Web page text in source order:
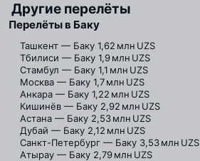
Другие перелёты
Перелёты в Баку
Ташкент — Баку 1,62 млн UZS
Тбилиси — Баку 1,9 млн UZS
Стамбул — Баку 1,1 млн UZS
Москва — Баку 1,7 млн UZS
Анкара — Баку 1,22 млн UZS
Кишинёв — Баку 2,92 млн UZS
Астана — Баку 2,53 млн UZS
Дубай — Баку 2,12 млн UZS
Санкт-Петербург — Баку 3,53 млн UZS
Атырау — Баку 2,79 млн UZS